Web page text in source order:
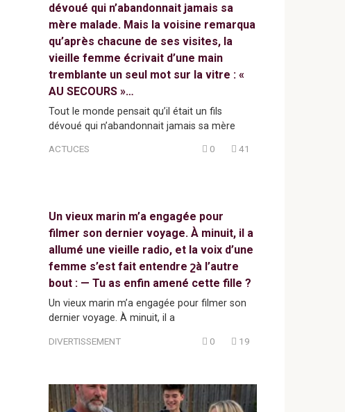
dévoué qui n’abandonnait jamais sa
mère malade. Mais la voisine remarqua
qu’après chacune de ses visites, la
vieille femme écrivait d’une main
tremblante un seul mot sur la vitre : «
AU SECOURS »…
Tout le monde pensait qu’il était un fils
dévoué qui n’abandonnait jamais sa mère
ACTUCES 0 41
Un vieux marin m’a engagée pour
filmer son dernier voyage. À minuit, il a
allumé une vieille radio, et la voix d’une
femme s’est fait entendre շà l’autre
bout : — Tu as enfin amené cette fille ?
Un vieux marin m’a engagée pour filmer son
dernier voyage. À minuit, il a
DIVERTISSEMENT 0 19